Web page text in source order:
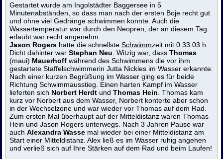
Gestartet wurde am Ingolstädter Baggersee in 5
Minutenabständen, so dass man nach der ersten Boje recht gut
und ohne viel Gedränge schwimmen konnte. Auch die
Wassertemperatur war durch den Neopren, der an diesem Tag
erlaubt war recht angenehm.
Jason Rogers hatte die schnellsteSchwimmzeit mit 0:33:03 h.
Dicht dahinter warStephan Neu . Witzig war, dassThomas
(maui) Mauerhoff während des Schwimmens die vor ihm
gestartete Staffelschwimmerin Jutta Nickles im Wasser erkannte.
Nach einer kurzen Begrüßung im Wasser ging es für beide
Richtung Schwimmausstieg. Einen harten Kampf im Wasser
lieferten sich Norbert Herdt undThomas Hein . Thomas kam
kurz vor Norbert aus dem Wasser, Norbert konterte aber schon
in der Wechselzone und war wieder vor Thomas auf dem Rad.
Zum ersten Mal überhaupt auf der Mitteldistanz waren Thomas
Hein und Jason Rogers unterwegs. Nach 3 Jahren Pause war
auchAlexandra Wasse mal wieder bei einer Mitteldistanz am
Start einer Mitteldistanz. Alex ließ es im Wasser ruhig angehen
und verließ sich auf Ihre Stärken auf dem Rad und beim Laufen!